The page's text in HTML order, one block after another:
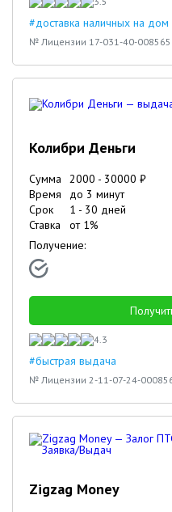
#доставка наличных на дом
№ Лицензии 17-031-40-008565
Колибри Деньги
Сумма 2000 - 30000 ₽
Время
до 3 минут
Срок
1 - 30 дней
Ставка
от 1%
Получение:
4.3
#быстрая выдача
№ Лицензии 2-11-07-24-
Zigzag Money